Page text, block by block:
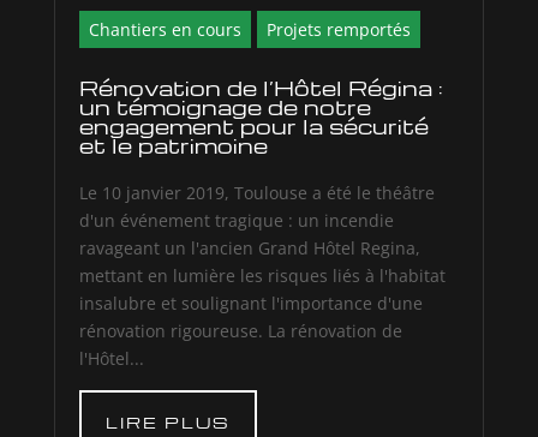
Chantiers en cours Projets remportés
Rénovation de l’Hôtel Régina :
un témoignage de notre
engagement pour la sécurité
et le patrimoine
Le 10 janvier 2019, Toulouse a été le théâtre
d'un événement tragique : un incendie
ravageant un l'ancien Grand Hôtel Regina,
mettant en lumière les risques liés à l'habitat
insalubre et soulignant l'importance d'une
rénovation rigoureuse. La rénovation de
l'Hôtel...
LIRE PLUS